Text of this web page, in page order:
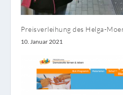
Preisverleihung des Helga-
10. Januar 2021